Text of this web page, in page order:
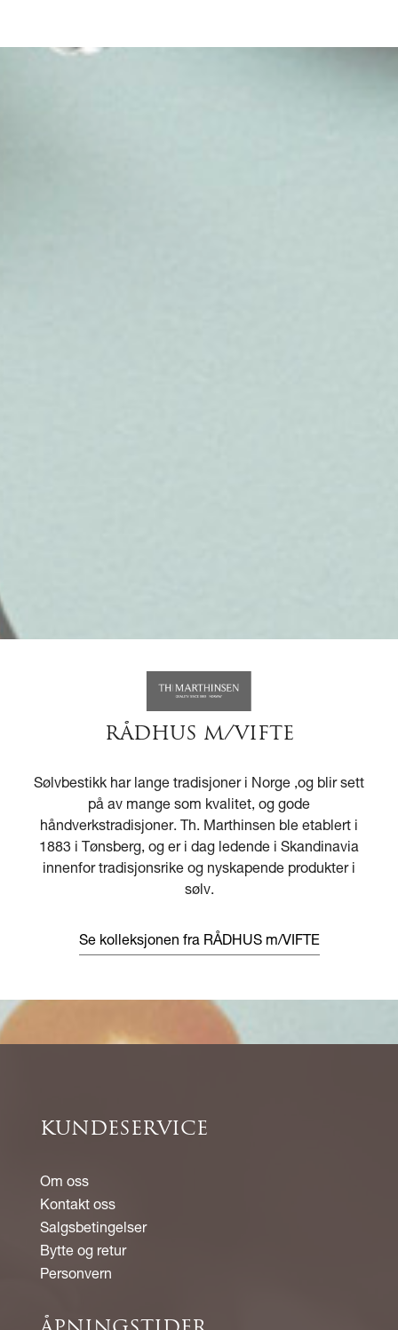
RÅDHUS M/VIFTE
Sølvbestikk har lange tradisjoner i Norge ,og blir sett
på av mange som kvalitet, og gode
håndverkstradisjoner. Th. Marthinsen ble etablert i
1883 i Tønsberg, og er i dag ledende i Skandinavia
innenfor tradisjonsrike og nyskapende produkter i
sølv.
Se kolleksjonen fra RÅDHUS m/VIFTE
KUNDESERVICE
Om oss
Kontakt oss
Salgsbetingelser
Bytte og retur
Personvern